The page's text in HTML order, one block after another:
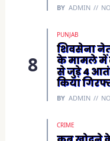
BY ADMIN
PUNJAB
शिवसेना
के मामले में
से जुड़े 4
किया
BY ADMIN
CRIME